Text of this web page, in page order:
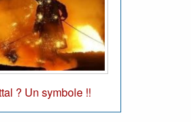
? Un symbole !!